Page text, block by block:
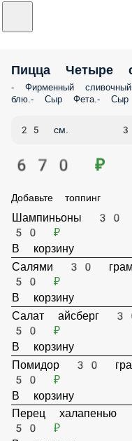
Пицца Четыре
- Фирменный сливочный
Фета.- Сыр Пармезан.
25 см.
670 ₽
Добавьте топпинг
Шампиньоны 30 грамм
50 ₽
В корзину
Салями 30 грамм
50 ₽
В корзину
Салат айсберг 30
50 ₽
В корзину
Помидор 30 грамм
50 ₽